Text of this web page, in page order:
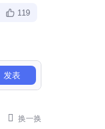
119
发表
 换一换